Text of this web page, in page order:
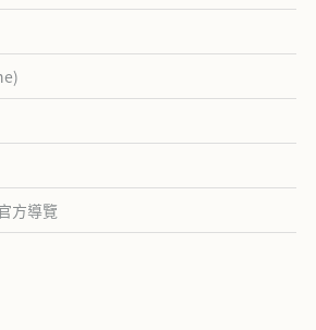
方導覽